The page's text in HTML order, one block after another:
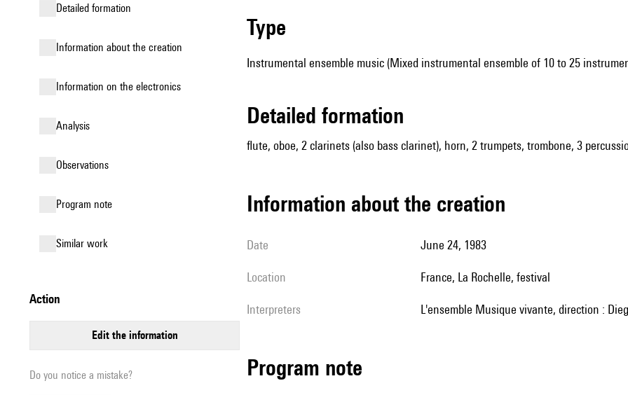
detailed formation
information about the creation
Information on the electronics
analysis
observations
Program note
similar work
action
edit the information
Do you notice a mistake?
type
Instrumental ensemble music (Mixed instrumental ensemble of 10 to 25
detailed formation
flute, oboe, 2 clarinets (also bass clarinet), horn, 2 trumpets, trombone, 3
information about the creation
date June 24, 1983
location France, La Rochelle, festival
interpreters l'ensemble Musique vivante, direction :
Program note